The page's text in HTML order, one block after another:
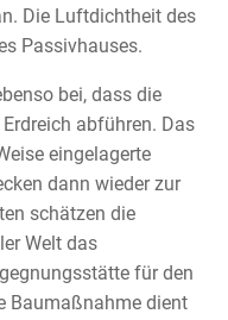
Die Luftdichtheit des
Passivhauses.
bei, dass die
abführen. Das
eingelagerte
dann wieder zur
schätzen die
Welt das
für den
Baumaßnahme dient